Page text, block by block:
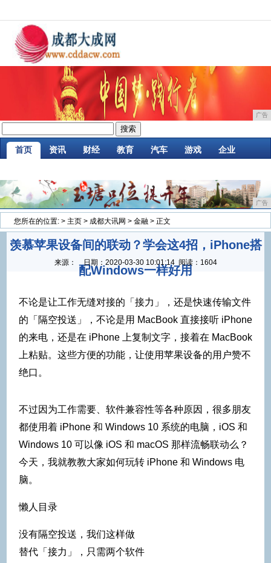
广告
首页 资讯 财经 教育 汽车 游戏 企业
广告
您所在的位置: > 主页 > 成都大讯网 > 金融 > 正文
羡慕苹果设备间的联动？学会这4招，iPhone搭
配Windows一样好用
来源： 日期： 2020-03-30 10:01:14 阅读：1604
不论是让工作无缝对接的「接力」，还是快速传输文件
的「隔空投送」，不论是用 MacBook 直接接听 iPhone
的来电，还是在 iPhone 上复制文字，接着在 MacBook
上粘贴。这些方便的功能，让使用苹果设备的用户赞不
绝口。
不过因为工作需要、软件兼容性等各种原因，很多朋友
都使用着 iPhone 和 Windows 10 系统的电脑，iOS 和
Windows 10 可以像 iOS 和 macOS 那样流畅联动么？
今天，我就教教大家如何玩转 iPhone 和 Windows 电
脑。
懒人目录
没有隔空投送，我们这样做
替代「接力」，只需两个软件